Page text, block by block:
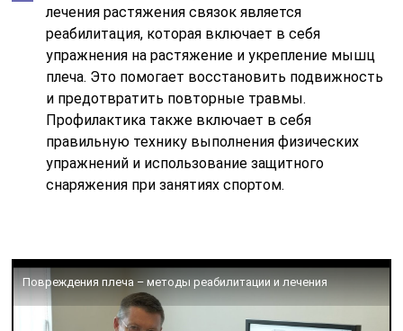
лечения растяжения связок является
реабилитация, которая включает в себя
упражнения на растяжение и укрепление мышц
плеча. Это помогает восстановить подвижность
и предотвратить повторные травмы.
Профилактика также включает в себя
правильную технику выполнения физических
упражнений и использование защитного
снаряжения при занятиях спортом.
Повреждения плеча – методы реабилитации и лечения